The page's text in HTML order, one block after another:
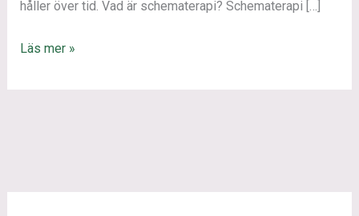
håller över tid. Vad är schematerapi? Schematerapi […]
Läs mer »